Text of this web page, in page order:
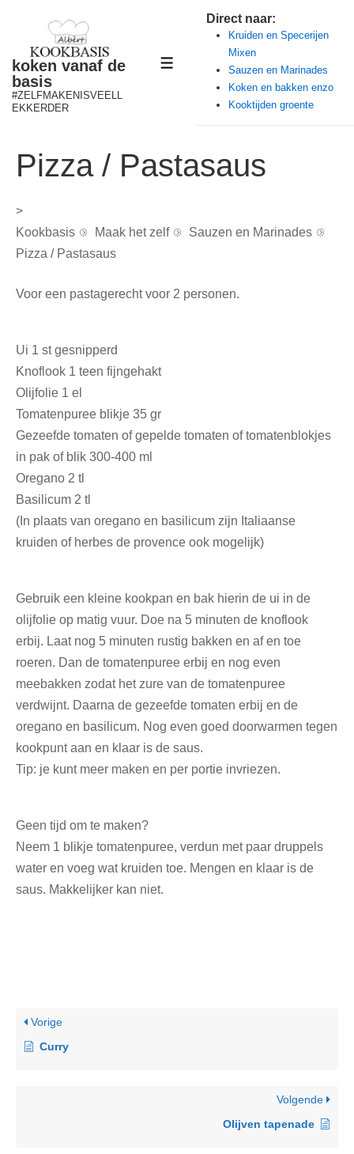
Doorgaan
hoofdinhoud
koken vanaf de
basis
#ZELFMAKENISVEELL
EKKERDER
MENU
Direct naar:
Kruiden en Specerijen
Mixen
Sauzen en Marinades
Koken en bakken enzo
Kooktijden groente
Pizza / Pastasaus
>
Kookbasis
Maak het zelf
Sauzen en Marinades
Pizza / Pastasaus
Voor een pastagerecht voor 2 personen.
Ui 1 st gesnipperd
Knoflook 1 teen fijngehakt
Olijfolie 1 el
Tomatenpuree blikje 35 gr
Gezeefde tomaten of gepelde tomaten of tomatenblokjes
in pak of blik 300-400 ml
Oregano 2 tl
Basilicum 2 tl
(In plaats van oregano en basilicum zijn Italiaanse
kruiden of herbes de provence ook mogelijk)
Gebruik een kleine kookpan en bak hierin de ui in de
olijfolie op matig vuur. Doe na 5 minuten de knoflook
erbij. Laat nog 5 minuten rustig bakken en af en toe
roeren. Dan de tomatenpuree erbij en nog even
meebakken zodat het zure van de tomatenpuree
verdwijnt. Daarna de gezeefde tomaten erbij en de
oregano en basilicum. Nog even goed doorwarmen tegen
kookpunt aan en klaar is de saus.
Tip: je kunt meer maken en per portie invriezen.
Geen tijd om te maken?
Neem 1 blikje tomatenpuree, verdun met paar druppels
water en voeg wat kruiden toe. Mengen en klaar is de
saus. Makkelijker kan niet.
Vorige
Curry
Volgende
Olijven tapenade